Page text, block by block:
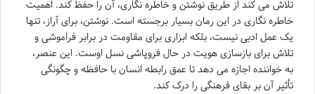
تلاش می کند از طریق نوشتن و خاطره نگاری، آن را حفظ کند. اهمیت
خاطره نگاری در این رمان بسیار برجسته است. نوشتن، برای آراز، تنها
یک عمل ادبی نیست، بلکه ابزاری برای مقاومت در برابر فراموشی و
تلاش برای بازسازی هویت در حال فروپاشی نسل اوست. این عنصر،
به خواننده اجازه می دهد تا عمق رابطه انسان با حافظه و چگونگی
تأثیر آن بر بقای فرهنگی را درک کند.